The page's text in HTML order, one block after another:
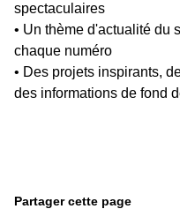
spectaculaires
• Un thème d'actualité du
chaque numéro
• Des projets inspirants,
des informations de fond
Partager cette page